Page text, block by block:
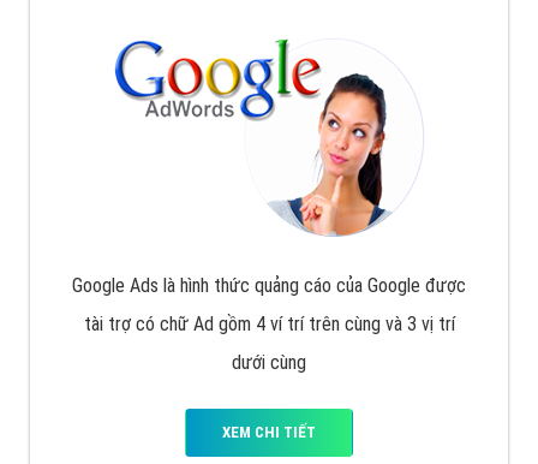
Google Ads là hình thức quảng cáo của Google được
tài trợ có chữ Ad gồm 4 ví trí trên cùng và 3 vị trí
dưới cùng
XEM CHI TIẾT